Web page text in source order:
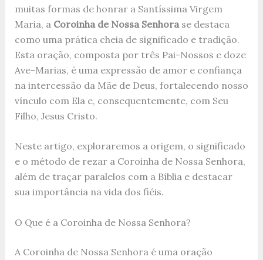
muitas formas de honrar a Santíssima Virgem
Maria, a Coroinha de Nossa Senhorase destaca
como uma prática cheia de significado e tradição.
Esta oração, composta por três Pai-Nossos e doze
Ave-Marias, é uma expressão de amor e confiança
na intercessão da Mãe de Deus, fortalecendo nosso
vínculo com Ela e, consequentemente, com Seu
Filho, Jesus Cristo.
Neste artigo, exploraremos a origem, o significado
e o método de rezar a Coroinha de Nossa Senhora,
além de traçar paralelos com a Bíblia e destacar
sua importância na vida dos fiéis.
O Que é a Coroinha de Nossa Senhora?
A Coroinha de Nossa Senhora é uma oração